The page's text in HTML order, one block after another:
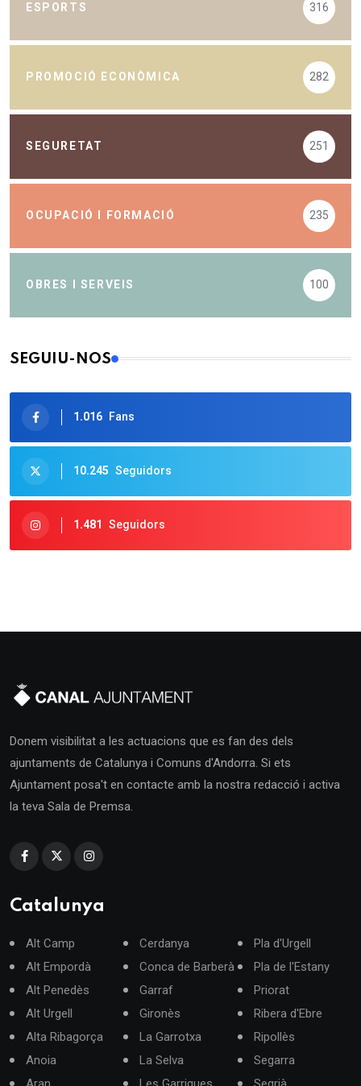
ESPORTS 316
PROMOCIÓ ECONÒMICA 282
SEGURETAT 251
OCUPACIÓ I FORMACIÓ 235
OBRES I SERVEIS 100
SEGUIU-NOS
1.016 Fans
10.245 Seguidors
1.481 Seguidors
Donem visibilitat a les actuacions que es fan des dels
ajuntaments de Catalunya i Comuns d'Andorra. Si ets
Ajuntament posa't en contacte amb la nostra redacció i activa
la teva Sala de Premsa.
Catalunya
Alt Camp
Alt Empordà
Alt Penedès
Alt Urgell
Alta Ribagorça
Anoia
Cerdanya
Conca de Barberà
Garraf
Gironès
La Garrotxa
La Selva
Pla d'Urgell
Pla de l'Estany
Priorat
Ribera d'Ebre
Ripollès
Segarra